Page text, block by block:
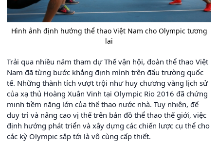
Hình ảnh định hướng thể thao Việt Nam cho Olympic tương
lai
Trải qua nhiều năm tham dự Thế vận hội, đoàn thể thao Việt
Nam đã từng bước khẳng định mình trên đấu trường quốc
tế. Những thành tích vượt trội như huy chương vàng lịch sử
của xạ thủ Hoàng Xuân Vinh tại Olympic Rio 2016 đã chứng
minh tiềm năng lớn của thể thao nước nhà. Tuy nhiên, để
duy trì và nâng cao vị thế trên bản đồ thể thao thế giới, việc
định hướng phát triển và xây dựng các chiến lược cụ thể cho
các kỳ Olympic sắp tới là vô cùng cấp thiết.